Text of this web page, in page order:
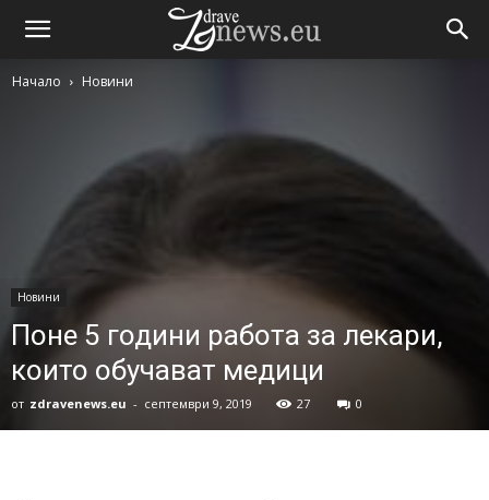
Начало Новини
Новини
Поне 5 години работа за лекари,
които обучават медици
от zdravenews.eu - септември 9, 2019 27 0